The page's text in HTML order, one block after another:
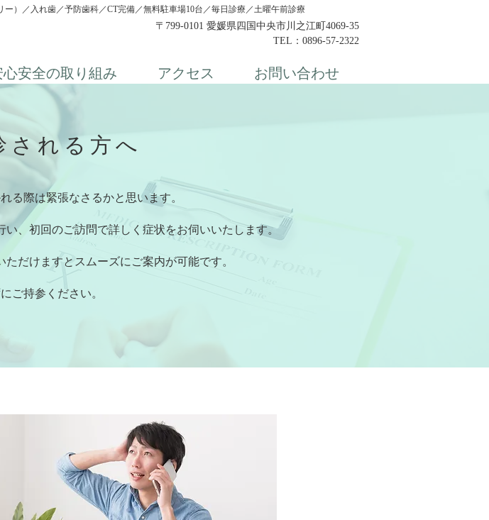
ー）／入れ歯／予防歯科／CT完備／無料駐車場10台／​毎日診療／土曜午前診療
〒799-0101 愛媛県四国中央市川之江町4069-35
TEL：0896-57-2322
心安全の取り組み アクセス お問い合わせ
される方へ
る際は緊張なさるかと思います。
、初回のご訪問で詳しく症状をお伺いいたします。
だけますとスムーズにご案内が可能です。
ご持参ください。